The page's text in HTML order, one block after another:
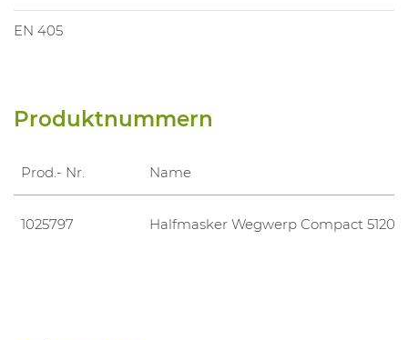
EN 405
Produktnummern
Prod.- Nr. Name
1025797 Halfmasker Wegwerp Compact 5120